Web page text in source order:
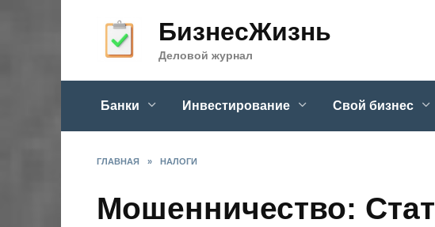
БизнесЖизнь
Деловой журнал
Банки Инвестирование Свой бизнес
ГЛАВНАЯ » НАЛОГИ
Мошенничество: